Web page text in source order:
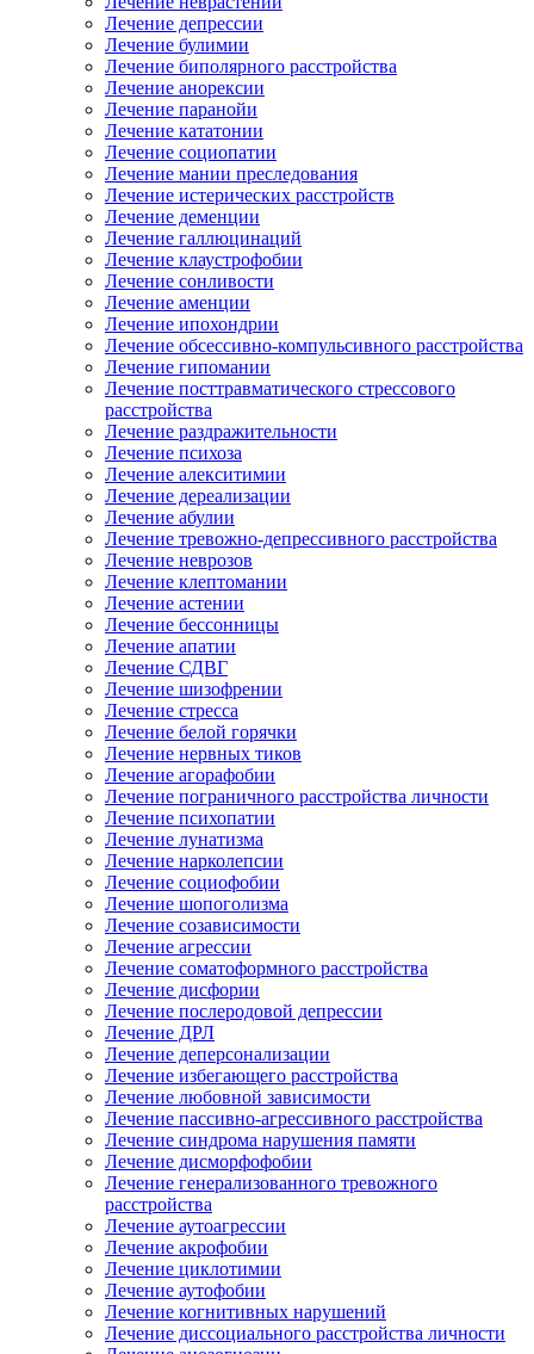
Лечение депрессии
Лечение булимии
Лечение биполярного расстройства
Лечение анорексии
Лечение паранойи
Лечение кататонии
Лечение социопатии
Лечение мании преследования
Лечение истерических расстройств
Лечение деменции
Лечение галлюцинаций
Лечение клаустрофобии
Лечение сонливости
Лечение аменции
Лечение ипохондрии
Лечение обсессивно-компульсивного расстройства
Лечение гипомании
Лечение посттравматического стрессового
расстройства
Лечение раздражительности
Лечение психоза
Лечение алекситимии
Лечение дереализации
Лечение абулии
Лечение тревожно-депрессивного расстройства
Лечение неврозов
Лечение клептомании
Лечение астении
Лечение бессонницы
Лечение апатии
Лечение СДВГ
Лечение шизофрении
Лечение стресса
Лечение белой горячки
Лечение нервных тиков
Лечение агорафобии
Лечение пограничного расстройства личности
Лечение психопатии
Лечение лунатизма
Лечение нарколепсии
Лечение социофобии
Лечение шопоголизма
Лечение созависимости
Лечение агрессии
Лечение соматоформного расстройства
Лечение дисфории
Лечение послеродовой депрессии
Лечение ДРЛ
Лечение деперсонализации
Лечение избегающего расстройства
Лечение любовной зависимости
Лечение пассивно-агрессивного расстройства
Лечение синдрома нарушения памяти
Лечение дисморфофобии
Лечение генерализованного тревожного
расстройства
Лечение аутоагрессии
Лечение акрофобии
Лечение циклотимии
Лечение аутофобии
Лечение когнитивных нарушений
Лечение диссоциального расстройства личности